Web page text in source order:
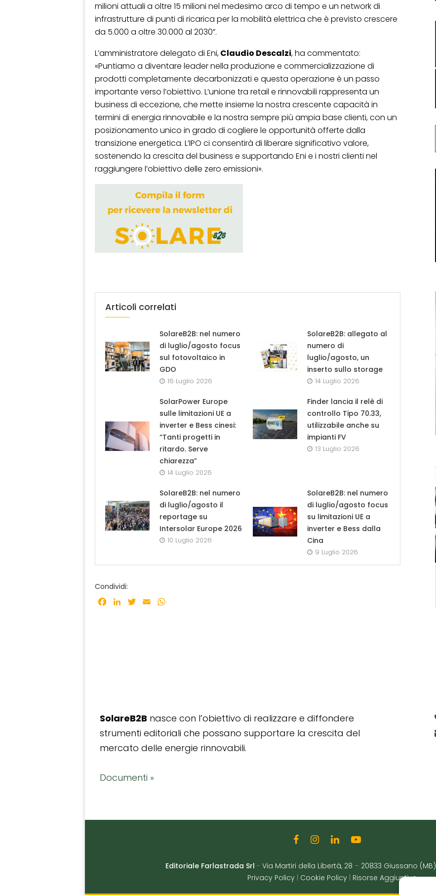
milioni attuali a oltre 15 milioni nel medesimo arco di tempo e un network di
infrastrutture di punti di ricarica per la mobilità elettrica che è previsto crescere
da 5.000 a oltre 30.000 al 2030”.
L’amministratore delegato di Eni,Claudio Descalzi, ha commentato:
«Puntiamo a diventare leader nella produzione e commercializzazione di
prodotti completamente decarbonizzati e questa operazione è un passo
importante verso l’obiettivo. L’unione tra retail e rinnovabili rappresenta un
business di eccezione, che mette insieme la nostra crescente capacità in
termini di energia rinnovabile e la nostra sempre più ampia base clienti, con un
posizionamento unico in grado di cogliere le opportunità offerte dalla
transizione energetica. L’IPO ci consentirà di liberare significativo valore,
sostenendo la crescita del business e supportando Eni e i nostri clienti nel
raggiungere l’obiettivo delle zero emissioni».
Articoli correlati
SolareB2B: nel numero
di luglio/agosto focus
sul fotovoltaico in
GDO
16 Luglio 2026
SolareB2B: allegato al
numero di
luglio/agosto, un
inserto sullo storage
14 Luglio 2026
SolarPower Europe
sulle limitazioni UE a
inverter e Bess cinesi:
“Tanti progetti in
ritardo. Serve
chiarezza”
14 Luglio 2026
Finder lancia il relè di
controllo Tipo 70.33,
utilizzabile anche su
impianti FV
13 Luglio 2026
SolareB2B: nel numero
di luglio/agosto il
reportage su
Intersolar Europe 2026
10 Luglio 2026
SolareB2B: nel numero
di luglio/agosto focus
su limitazioni UE a
inverter e Bess dalla
Cina
9 Luglio 2026
Condividi:
Facebook
LinkedInTwitter
Email
SolareB2B nasce con l’obiettivo di realizzare e diffondere
strumenti editoriali che possano supportare la crescita del
mercato delle energie rinnovabili.
Documenti »
Editoriale Farlastrada Srl - Via Martiri della Libertà, 28 – 20833 Giussano (MB)
Privacy Policy
Cookie Policy Risorse Aggiuntive